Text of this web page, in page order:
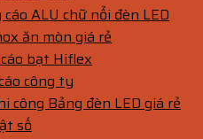
ALU chữ nổi đèn LED
ăn mòn giá rẻ
bạt Hiflex
công ty
công Bảng đèn LED giá rẻ
số